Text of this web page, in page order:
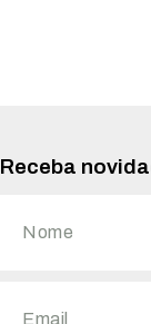
Receba